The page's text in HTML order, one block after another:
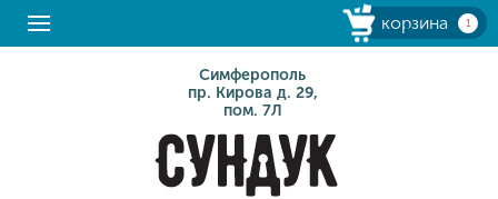
корзина 1
Симферополь
пр. Кирова д. 29,
пом. 7Л